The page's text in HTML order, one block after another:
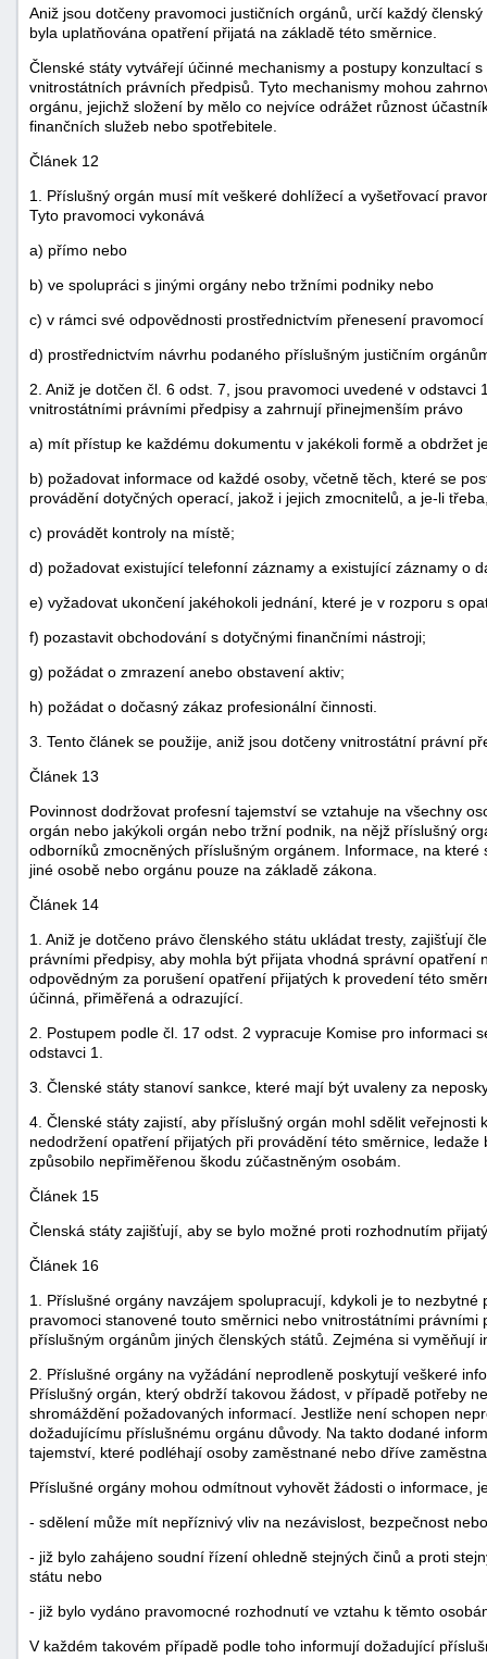
Aniž jsou dotčeny pravomoci justičních orgánů, určí každý
byla uplatňována opatření přijatá na základě této směrnice.
Členské státy vytvářejí účinné mechanismy a postupy konzultací
vnitrostátních právních předpisů. Tyto mechanismy mohou
orgánu, jejichž složení by mělo co nejvíce odrážet různost
finančních služeb nebo spotřebitele.
Článek 12
1. Příslušný orgán musí mít veškeré dohlížecí a vyšetřovací
Tyto pravomoci vykonává
a) přímo nebo
b) ve spolupráci s jinými orgány nebo tržními podniky nebo
c) v rámci své odpovědnosti prostřednictvím přenesení
d) prostřednictvím návrhu podaného příslušným justičním
2. Aniž je dotčen čl. 6 odst. 7, jsou pravomoci uvedené v odstavci
vnitrostátními právními předpisy a zahrnují přinejmenším právo
a) mít přístup ke každému dokumentu v jakékoli formě a obdržet
b) požadovat informace od každé osoby, včetně těch, které se
provádění dotyčných operací, jakož i jejich zmocnitelů, a je-li
c) provádět kontroly na místě;
d) požadovat existující telefonní záznamy a existující záznamy o
e) vyžadovat ukončení jakéhokoli jednání, které je v rozporu s
f) pozastavit obchodování s dotyčnými finančními nástroji;
g) požádat o zmrazení anebo obstavení aktiv;
h) požádat o dočasný zákaz profesionální činnosti.
3. Tento článek se použije, aniž jsou dotčeny vnitrostátní právní
Článek 13
Povinnost dodržovat profesní tajemství se vztahuje na všechny
orgán nebo jakýkoli orgán nebo tržní podnik, na nějž příslušný
odborníků zmocněných příslušným orgánem. Informace, na
jiné osobě nebo orgánu pouze na základě zákona.
Článek 14
1. Aniž je dotčeno právo členského státu ukládat tresty, zajišťují
právními předpisy, aby mohla být přijata vhodná správní opatření
odpovědným za porušení opatření přijatých k provedení této
účinná, přiměřená a odrazující.
2. Postupem podle čl. 17 odst. 2 vypracuje Komise pro informaci
odstavci 1.
3. Členské státy stanoví sankce, které mají být uvaleny za
4. Členské státy zajistí, aby příslušný orgán mohl sdělit
nedodržení opatření přijatých při provádění této směrnice,
způsobilo nepřiměřenou škodu zúčastněným osobám.
Článek 15
Členská státy zajišťují, aby se bylo možné proti rozhodnutím
Článek 16
1. Příslušné orgány navzájem spolupracují, kdykoli je to
pravomoci stanovené touto směrnici nebo vnitrostátními
příslušným orgánům jiných členských států. Zejména si vyměňují
2. Příslušné orgány na vyžádání neprodleně poskytují veškeré
Příslušný orgán, který obdrží takovou žádost, v případě potřeby
shromáždění požadovaných informací. Jestliže není schopen
dožadujícímu příslušnému orgánu důvody. Na takto dodané
tajemství, které podléhají osoby zaměstnané nebo dříve
Příslušné orgány mohou odmítnout vyhovět žádosti o informace,
- sdělení může mít nepříznivý vliv na nezávislost, bezpečnost
- již bylo zahájeno soudní řízení ohledně stejných činů a proti
státu nebo
- již bylo vydáno pravomocné rozhodnutí ve vztahu k těmto
V každém takovém případě podle toho informují dožadující